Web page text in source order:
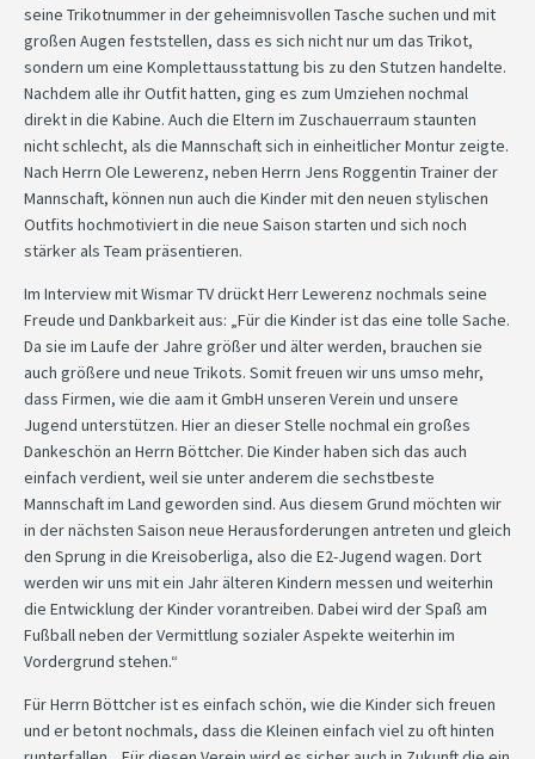
seine Trikotnummer in der geheimnisvollen Tasche suchen und mit
großen Augen feststellen, dass es sich nicht nur um das Trikot,
sondern um eine Komplettausstattung bis zu den Stutzen handelte.
Nachdem alle ihr Outfit hatten, ging es zum Umziehen nochmal
direkt in die Kabine. Auch die Eltern im Zuschauerraum staunten
nicht schlecht, als die Mannschaft sich in einheitlicher Montur zeigte.
Nach Herrn Ole Lewerenz, neben Herrn Jens Roggentin Trainer der
Mannschaft, können nun auch die Kinder mit den neuen stylischen
Outfits hochmotiviert in die neue Saison starten und sich noch
stärker als Team präsentieren.
Im Interview mit Wismar TV drückt Herr Lewerenz nochmals seine
Freude und Dankbarkeit aus: „Für die Kinder ist das eine tolle Sache.
Da sie im Laufe der Jahre größer und älter werden, brauchen sie
auch größere und neue Trikots. Somit freuen wir uns umso mehr,
dass Firmen, wie die aam it GmbH unseren Verein und unsere
Jugend unterstützen. Hier an dieser Stelle nochmal ein großes
Dankeschön an Herrn Böttcher. Die Kinder haben sich das auch
einfach verdient, weil sie unter anderem die sechstbeste
Mannschaft im Land geworden sind. Aus diesem Grund möchten wir
in der nächsten Saison neue Herausforderungen antreten und gleich
den Sprung in die Kreisoberliga, also die E2-Jugend wagen. Dort
werden wir uns mit ein Jahr älteren Kindern messen und weiterhin
die Entwicklung der Kinder vorantreiben. Dabei wird der Spaß am
Fußball neben der Vermittlung sozialer Aspekte weiterhin im
Vordergrund stehen.“
Für Herrn Böttcher ist es einfach schön, wie die Kinder sich freuen
und er betont nochmals, dass die Kleinen einfach viel zu oft hinten